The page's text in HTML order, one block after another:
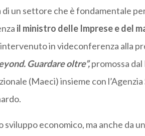
un settore che è fondamentale
il ministro delle Imprese e del
intervenuto in videconferenza alla
Guardare oltre”,promossa
(Maeci) insieme con l’Agenzia
economico, ma anche da